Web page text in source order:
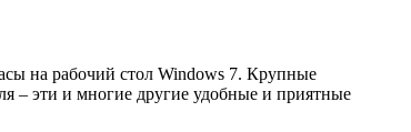
на рабочий стол Windows 7. Крупные
– эти и многие другие удобные и приятные